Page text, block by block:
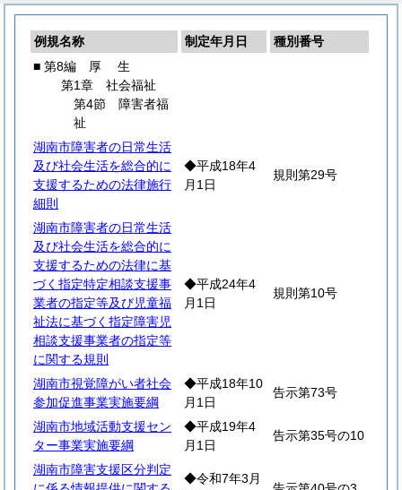
例規名称 制定年月日
種別番号
■ 第8編 厚 生
第1章 社会福祉
第4節 障害者福
祉
湖南市障害者の日常生活
及び社会生活を総合的に
支援するための法律施行
細則
◆平成18年4
月1日
規則第29号
湖南市障害者の日常生活
及び社会生活を総合的に
支援するための法律に基
づく指定特定相談支援事
業者の指定等及び児童福
祉法に基づく指定障害児
相談支援事業者の指定等
に関する規則
◆平成24年4
月1日
規則第10号
湖南市視覚障がい者社会
参加促進事業実施要綱
◆平成18年10
月1日
告示第73号
湖南市地域活動支援セン
ター事業実施要綱
◆平成19年4
月1日
告示第35号の10
湖南市障害支援区分判定
◆令和7年3月